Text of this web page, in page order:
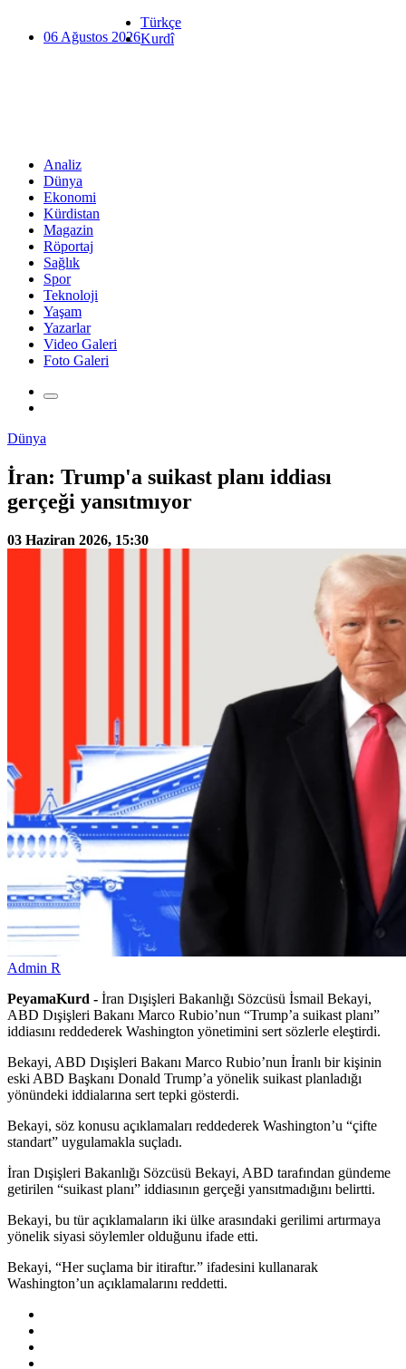
06 Ağustos 2026
Türkçe
Kurdî
Analiz
Dünya
Ekonomi
Kürdistan
Magazin
Röportaj
Sağlık
Spor
Teknoloji
Yaşam
Yazarlar
Video Galeri
Foto Galeri
Dünya
İran: Trump'a suikast planı iddiası
gerçeği yansıtmıyor
03 Haziran 2026, 15:30
Admin R
PeyamaKurd - İran Dışişleri Bakanlığı Sözcüsü İsmail Bekayi,
ABD Dışişleri Bakanı Marco Rubio’nun “Trump’a suikast planı”
iddiasını reddederek Washington yönetimini sert sözlerle eleştirdi.
Bekayi, ABD Dışişleri Bakanı Marco Rubio’nun İranlı bir kişinin
eski ABD Başkanı Donald Trump’a yönelik suikast planladığı
yönündeki iddialarına sert tepki gösterdi.
Bekayi, söz konusu açıklamaları reddederek Washington’u “çifte
standart” uygulamakla suçladı.
İran Dışişleri Bakanlığı Sözcüsü Bekayi, ABD tarafından gündeme
getirilen “suikast planı” iddiasının gerçeği yansıtmadığını belirtti.
Bekayi, bu tür açıklamaların iki ülke arasındaki gerilimi artırmaya
yönelik siyasi söylemler olduğunu ifade etti.
Bekayi, “Her suçlama bir itiraftır.” ifadesini kullanarak
Washington’un açıklamalarını reddetti.